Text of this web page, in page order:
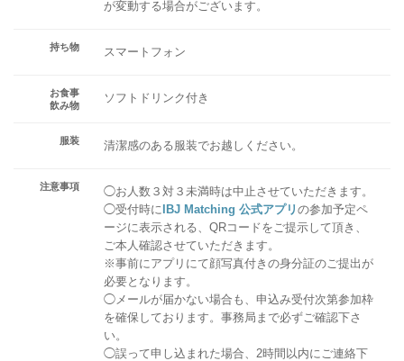
が変動する場合がございます。
持ち物 スマートフォン
お食事
飲み物
ソフトドリンク付き
服装 清潔感のある服装でお越しください。
注意事項
◯お人数３対３未満時は中止させていただきます。
◯受付時に IBJ Matching 公式アプリ の参加予定ペ
ージに表示される、QRコードをご提示して頂き、
ご本人確認させていただきます。
※事前にアプリにて顔写真付きの身分証のご提出が
必要となります。
◯メールが届かない場合も、申込み受付次第参加枠
を確保しております。事務局まで必ずご確認下さ
い。
◯誤って申し込まれた場合、2時間以内にご連絡下